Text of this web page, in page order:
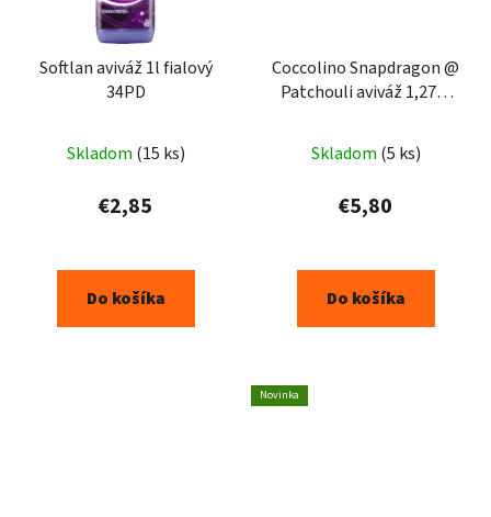
Softlan aviváž 1l fialový
34PD
Skladom (15 ks)
€2,85
Do košíka
Coccolino Snapdragon @
Patchouli aviváž 1,275l
Skladom (5 ks)
€5,80
Do košíka
Novinka